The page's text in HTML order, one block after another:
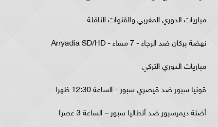
مباريات الدوري المغربي والقنوات الناقلة
نهضة بركان ضد الرجاء - 7 مساء - Arryadia SD/HD
مباريات الدوري التركي
قونيا سبور ضد قيصري سبور - الساعة 12:30 ظهرا
أضنة ديمرسبور ضد أنطاليا سبور – الساعة 3 عصرا